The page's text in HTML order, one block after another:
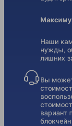
Наши
нужды,
лишних
Вы
вариант